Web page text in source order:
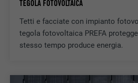
TEGOLA FOTOVOLTAICA
Tetti e facciate con impianto
tegola fotovoltaica PREFA
stesso tempo produce energia.
PROVIDER LinkedIn
DECORSO 2 anni
SCOPO
dell’utente concesso